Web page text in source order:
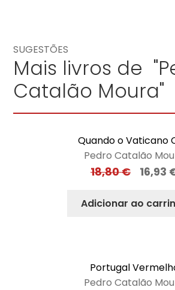
SUGESTÕES
Mais livros de
Catalão Moura"
Quando o Vaticano
Pedro Catalão
18,80€ 16,93
Adicionar ao
Portugal
Pedro Catalão